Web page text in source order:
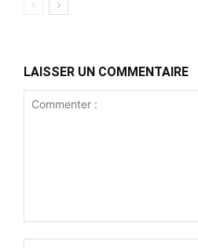
LAISSER UN COMMENTAIRE